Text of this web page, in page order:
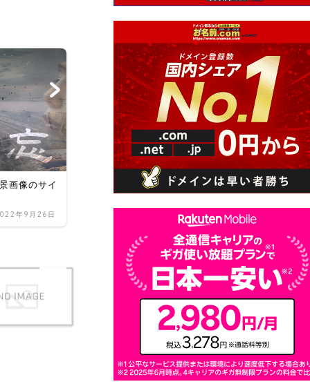
画像のサイ
年9月26日
HTML / CSS
【文字サイズ】Modern Fluid Typography
2022年10月14日